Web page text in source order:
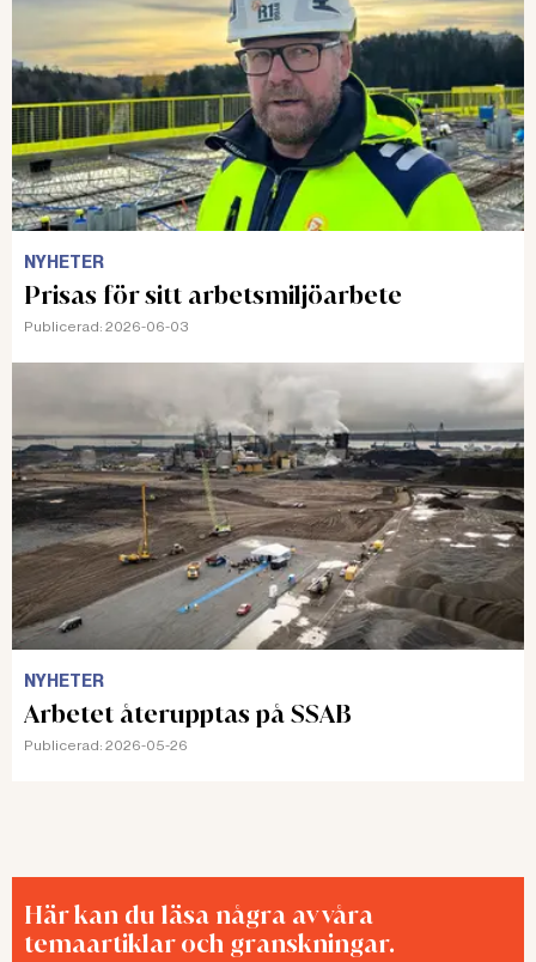
NYHETER
Prisas för sitt arbetsmiljöarbete
Publicerad: 2026-06-03
NYHETER
Arbetet återupptas på SSAB
Publicerad: 2026-05-26
Här kan du läsa några av våra
temaartiklar och granskningar.